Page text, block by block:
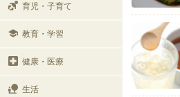
育児・子育て
教育・学習
健康・医療
生活